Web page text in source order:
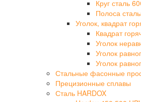
Круг сталь
Полоса
Уголок, квадрат
Квадрат
Уголок
Уголок
Уголок
Стальные фасонные
Прецизионные сплавы
Сталь HARDOX